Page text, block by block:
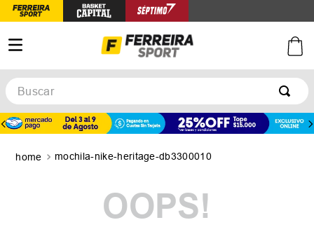
Buscar
mochila-nike-heritage-db3300010
OOPS!
TÉRMINOS MÁS BUSCADOS
zapatillas mujer